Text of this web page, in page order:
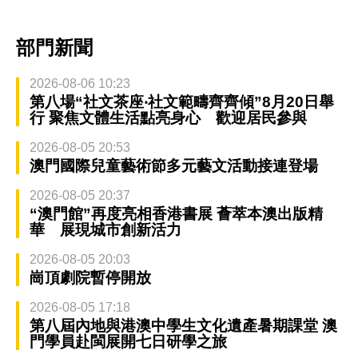
部門新聞
2026-08-06 10:23
第八場“社文茶座‧社文範疇齊齊傾”8月20日舉
行 聚焦文體生活點亮身心 歡迎居民參與
2026-08-05 20:53
澳門國際兒童藝術節多元藝文活動接連登場
2026-08-05 20:37
“澳門館”再度亮相香港書展 薈萃本澳出版精
華 展現城市創新活力
2026-08-05 20:03
崗頂劇院暫停開放
2026-08-05 17:18
第八屆內地與港澳中學生文化遺產暑期課堂 澳
門學員赴閩展開七日研學之旅